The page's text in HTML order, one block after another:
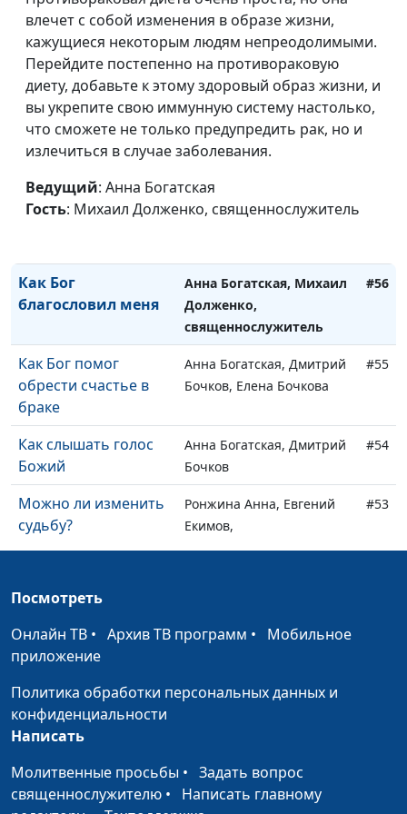
влечет с собой изменения в образе жизни,
кажущиеся некоторым людям непреодолимыми.
Перейдите постепенно на противораковую
диету, добавьте к этому здоровый образ жизни, и
вы укрепите свою иммунную систему настолько,
что сможете не только предупредить рак, но и
излечиться в случае заболевания.
Ведущий: Анна Богатская
Гость: Михаил Долженко, священнослужитель
теологии
Как я обрёл силу в
Боге
Анна Богатская, Сергей
Торской,
священнослужитель
стать увереннее в
себе
Анна Богатская, Дарья
Бог - приоритет в
Анна Богатская, Тамара
Как Бог
благословил меня
Анна Богатская, Михаил
Долженко,
священнослужитель
#56
Как Бог помог
обрести счастье в
браке
Анна Богатская, Дмитрий
Бочков, Елена Бочкова
#55
Как слышать голос
Божий
Анна Богатская, Дмитрий
Бочков
#54
Можно ли изменить
судьбу?
Ронжина Анна, Евгений
Екимов,
священнослужитель
#53
Стала верующей
Пение как состояние
души
Анна Богатская, Альбина
Я оставил спорт и
стал совсем другим
человеком
Анна Богатская, Дмитрий
Как я выбрала жизнь
и начала с чистого
Анна Богатская, Алена
Дерябина
Посмотреть
Онлайн ТВ • Архив ТВ программ • Мобильное
приложение
Политика обработки персональных данных и
конфиденциальности
Написать
Молитвенные просьбы • Задать вопрос
священнослужителю • Написать главному